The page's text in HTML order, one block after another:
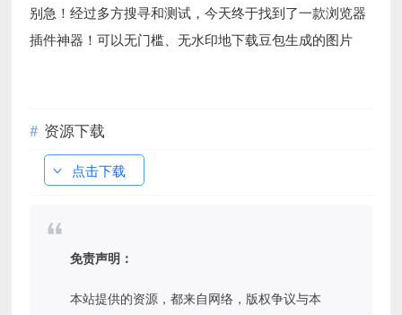
别急！经过多方搜寻和测试，今天终于找到了一款浏览器
插件神器！可以无门槛、无水印地下载豆包生成的图片
资源下载
点击下载
免责声明：
本站提供的资源，都来自网络，版权争议与本